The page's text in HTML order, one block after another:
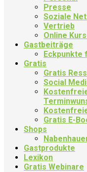
Presse
Soziale
Vertrieb
Online
Gastbeiträge
Eckpunkte
Gratis
Gratis
Social
Gratis E-
Shops
Gastprodukte
Lexikon
Gratis Webinare